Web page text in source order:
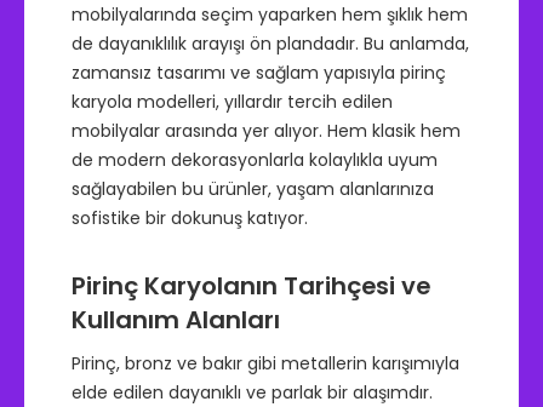
mobilyalarında seçim yaparken hem şıklık hem
de dayanıklılık arayışı ön plandadır. Bu anlamda,
zamansız tasarımı ve sağlam yapısıyla pirinç
karyola modelleri, yıllardır tercih edilen
mobilyalar arasında yer alıyor. Hem klasik hem
de modern dekorasyonlarla kolaylıkla uyum
sağlayabilen bu ürünler, yaşam alanlarınıza
sofistike bir dokunuş katıyor.
Pirinç Karyolanın Tarihçesi ve
Kullanım Alanları
Pirinç, bronz ve bakır gibi metallerin karışımıyla
elde edilen dayanıklı ve parlak bir alaşımdır.